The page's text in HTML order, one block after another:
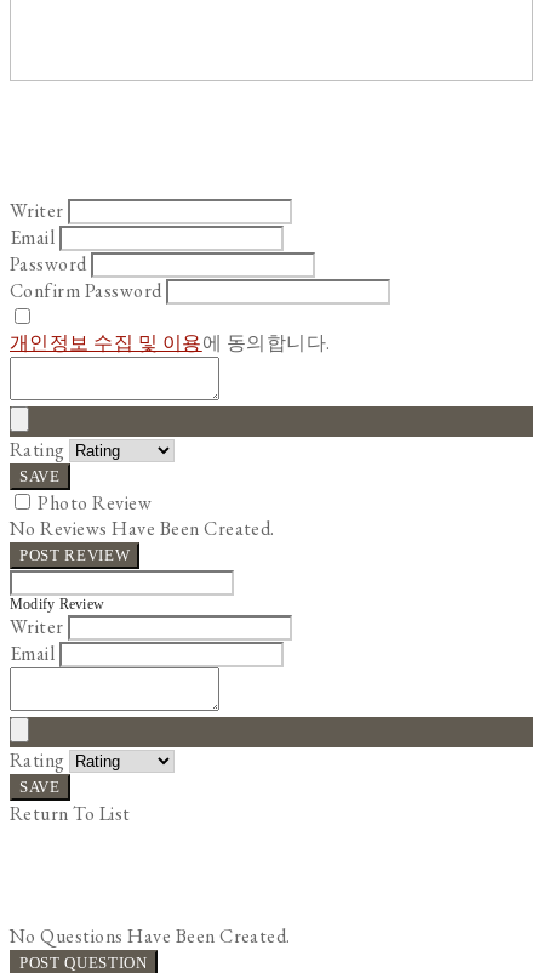
Writer
Email
Password
Confirm Password
개인정보 수집 및 이용에 동의합니다.
Rating
SAVE
Photo Review
No Reviews Have Been Created.
POST REVIEW
Modify Review
Writer
Email
Rating
SAVE
Return To List
No Questions Have Been Created.
POST QUESTION